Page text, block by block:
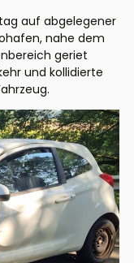
auf abgelegener
nahe dem
geriet
und kollidierte